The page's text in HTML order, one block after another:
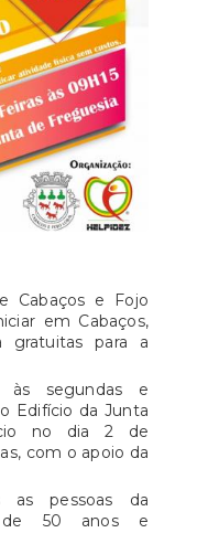
Cabaços e Fojo
em Cabaços,
gratuitas para a
às segundas e
Edifício da Junta
no dia 2 de
com o apoio da
as pessoas da
de 50 anos e